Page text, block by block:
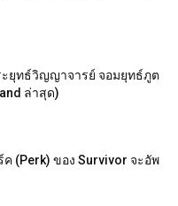
ยุทธ์วิญญาจารย์ จอมยุทธ์ภูต
ล่าสุด)
ค (Perk) ของ Survivor จะอัพ